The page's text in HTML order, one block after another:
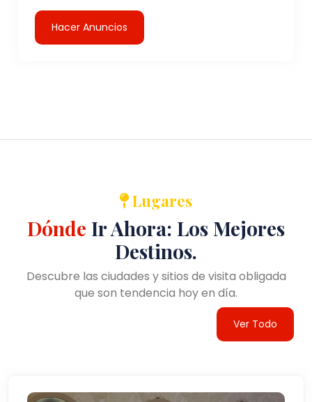
Hacer Anuncios
Lugares
Dónde Ir Ahora: Los Mejores
Destinos.
Descubre las ciudades y sitios de visita obligada
que son tendencia hoy en día.
Ver Todo